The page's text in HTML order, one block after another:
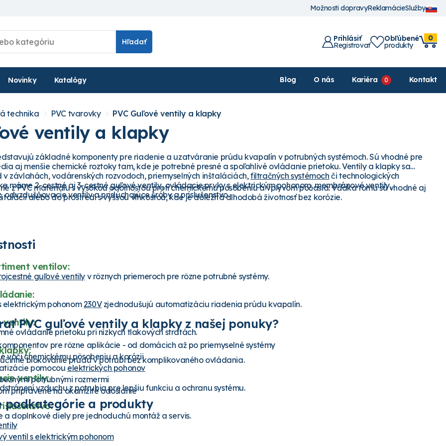
Možnosti dopravyReklamácieSlužby
Hľadať Prihlásiť
Registrovať
Obľúbené
produkty
0
Novinky Katalógy Blog O nás Kariéra Kontakt
technika PVC tvarovky PVC Guľové ventily a klapky
ventily a klapky
základné komponenty pre riadenie a uzatváranie prúdu kvapalín v potrubných systémoch. Sú vhodné pre
aj menšie chemické roztoky tam, kde je potrebné presné a spoľahlivé ovládanie prietoku. Ventily a klapky sa
závlahách, vodárenských rozvodoch, priemyselných inštaláciách, filtračných systémoch či technologických
máme 2-cestné aj 3-cestné guľové ventily, ovládacie prvky s elektrickým pohonom, membránové ventily,
ventily a prislúchajúce šróby a príslušenstvo.
z PVC materiálu s vysokou odolnosťou proti chemickému pôsobeniu a vplyvom počasia. Vďaka tomu sú vhodné aj
alebo do prostredí s vyššou vlhkosťou, kde je dôležitá dlhodobá životnosť bez korózie.
ventilov:
guľové ventilyv rôznych priemeroch pre rôzne potrubné systémy.
elektrickým pohonom230Vzjednodušujú automatizáciu riadenia prúdu kvapalín.
ventily:
ovládanie prietoku pri nízkych tlakových stratách.
blokovanie prúdu v potrubí bez komplikovaného ovládania.
ventily:
vzduchu z potrubia pre lepšiu funkciu a ochranu systému.
a doplnkové diely pre jednoduchú montáž a servis.
PVC guľové ventily a klapky z našej ponuky?
pre rôzne aplikácie - od domácich až po priemyselné systémy
voči chemickému pôsobeniu a korózii
pomocou elektrických pohonov
potrubnými rozmermi
pripravené na okamžité odoslanie
podkategórie a produkty
ventil s elektrickým pohonom